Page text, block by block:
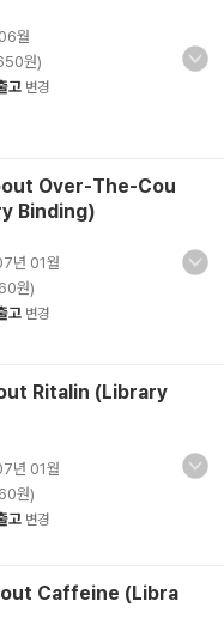
월
원)
고 변경
Over-The-Cou
Binding)
년 01월
원)
고 변경
Ritalin (Library
년 01월
원)
고 변경
Caffeine (Libra